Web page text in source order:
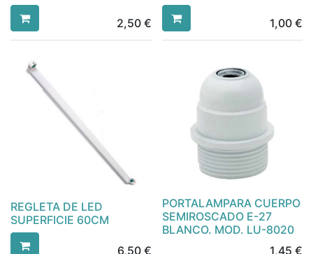
2,50€ 1,00 €
REGLETA DE LED
SUPERFICIE 60CM
6,50€
PORTALAMPARA CUERPO
SEMIROSCADO E-27
BLANCO. MOD. LU-8020
1,45 €